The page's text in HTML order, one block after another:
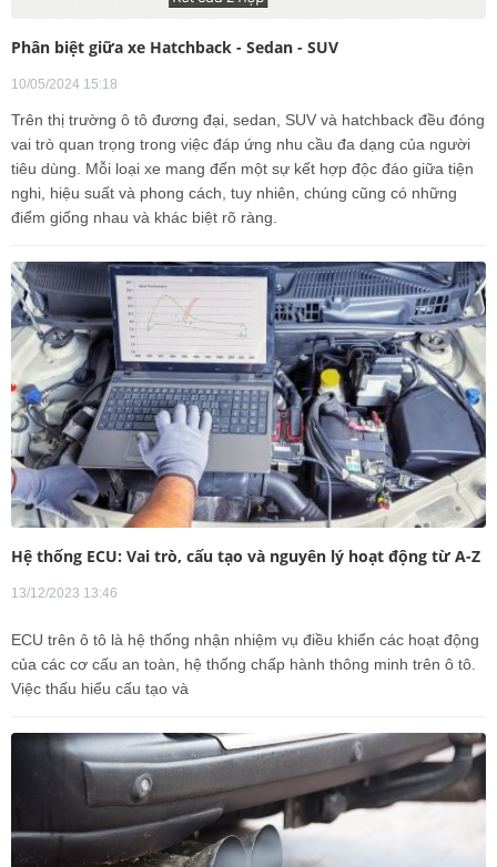
Phân biệt giữa xe Hatchback - Sedan - SUV
10/05/2024 15:18
Trên thị trường ô tô đương đại, sedan, SUV và hatchback đều đóng
vai trò quan trọng trong việc đáp ứng nhu cầu đa dạng của người
tiêu dùng. Mỗi loại xe mang đến một sự kết hợp độc đáo giữa tiện
nghi, hiệu suất và phong cách, tuy nhiên, chúng cũng có những
điểm giống nhau và khác biệt rõ ràng.
Hệ thống ECU: Vai trò, cấu tạo và nguyên lý hoạt động từ A-Z
13/12/2023 13:46
ECU trên ô tô là hệ thống nhận nhiệm vụ điều khiển các hoạt động
của các cơ cấu an toàn, hệ thống chấp hành thông minh trên ô tô.
Việc thấu hiểu cấu tạo và